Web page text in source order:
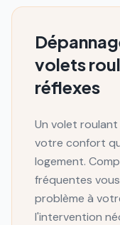
volets
réflexes
Un volet
votre confort
logement.
fréquentes
problème à
l'intervention